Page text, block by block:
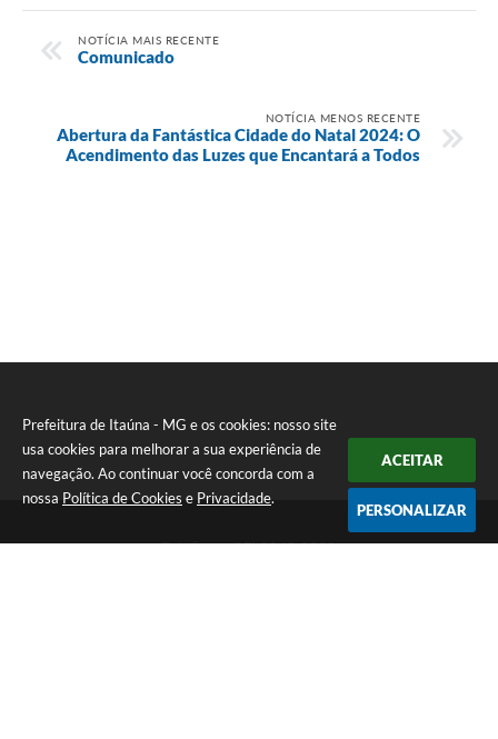
Prefeitura de Itaúna - MG e os cookies: nosso site
usa cookies para melhorar a sua experiência de
navegação. Ao continuar você concorda com a
nossa Política de Cookies e Privacidade.
ACEITAR
PERSONALIZAR
NOTÍCIA MAIS RECENTE
Comunicado
NOTÍCIA MENOS RECENTE
Abertura da Fantástica Cidade do Natal 2024: O
Acendimento das Luzes que Encantará a Todos
Telefone: (37) 3249-9500